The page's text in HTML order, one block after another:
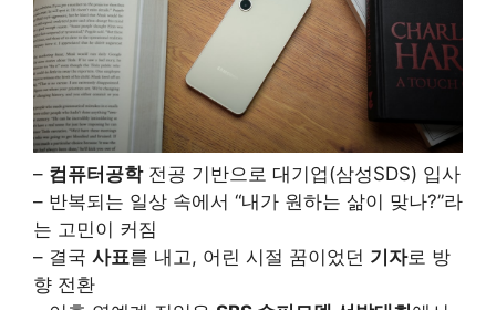
– 컴퓨터공학전공 기반으로 대기업(삼성SDS) 입사
– 반복되는 일상 속에서 “내가 원하는 삶이 맞나?”라
는 고민이 커짐
– 결국 사표를 내고, 어린 시절 꿈이었던 기자로 방
향 전환